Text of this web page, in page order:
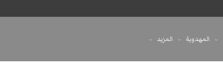
المهدوية المزيد